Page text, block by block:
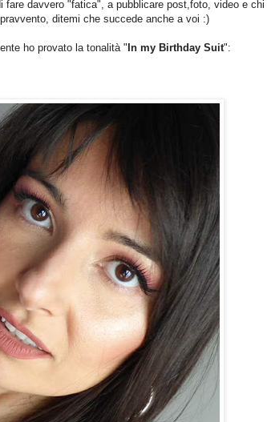
davvero "fatica", a pubblicare post,foto, video e chi
ditemi che succede anche a voi :)
ho provato la tonalità " In my Birthday Suit":